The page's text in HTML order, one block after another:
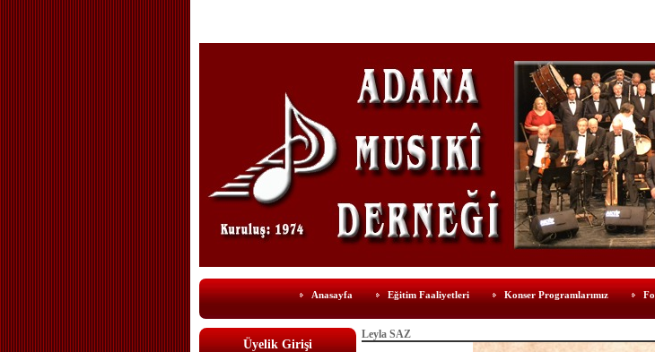
Anasayfa Eğitim Faaliyetleri Konser Programlarımız
Üyelik Girişi
Leyla SAZ